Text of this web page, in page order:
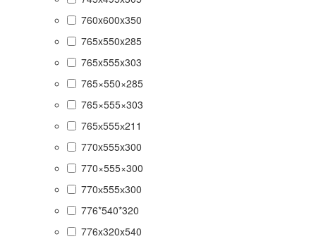
760x600x350
765x550x285
765x555x303
765×550×285
765×555×303
765х555х211
770x555x300
770×555×300
770х555х300
776*540*320
776x320x540